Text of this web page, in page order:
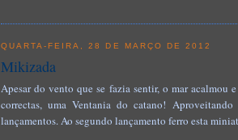
QUARTA-FEIRA, 28 DE MARÇO DE 2012
Mikizada
Apesar do vento que se fazia sentir, o mar acalmou
correctas, uma Ventania do catano!
lançamentos. Ao segundo lançamento ferro esta